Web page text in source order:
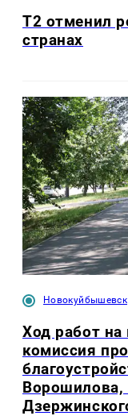
Т2 отменил
странах
Новокуйбышевск
Ход работ на
комиссия